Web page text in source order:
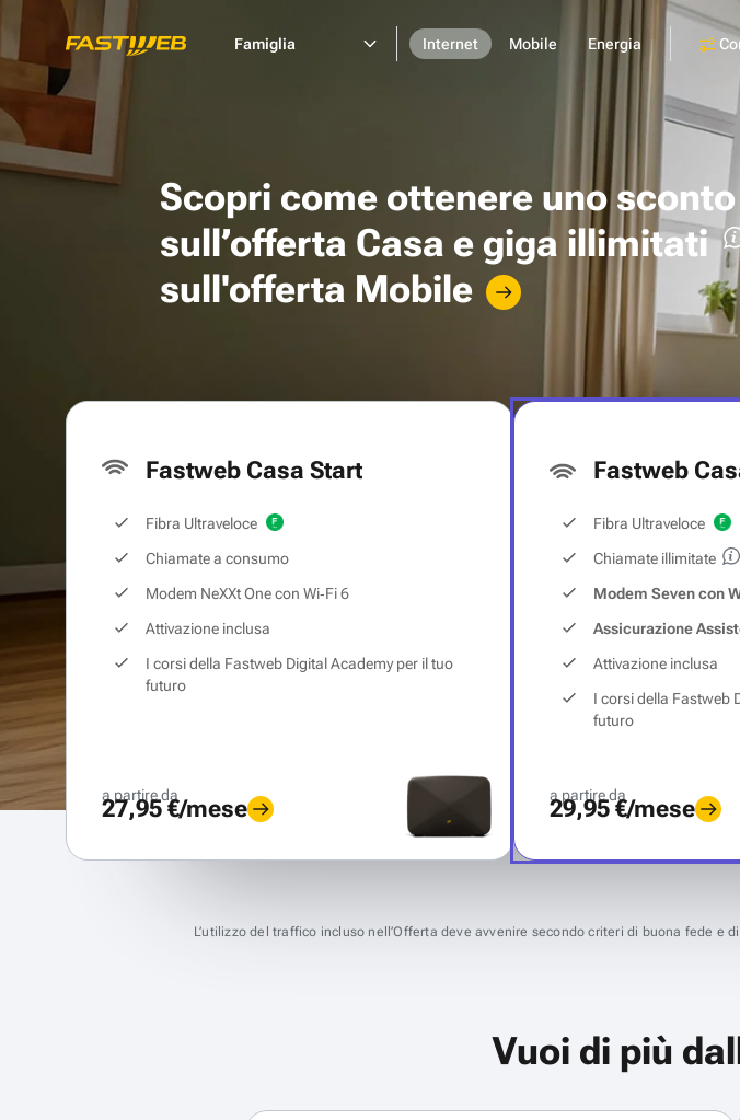
Famiglia Internet Mobile Energia
Scopri come ottenere uno
sull’offerta Casa e giga illimitati
sull'offerta Mobile
Fastweb Casa Start
Fibra Ultraveloce
Chiamate a consumo
Modem NeXXt One con Wi‑Fi 6
Attivazione inclusa
I corsi della Fastweb Digital Academy per il tuo
futuro
a partire da
27,95 €/mese
Fastweb
Fibra Ultraveloce
Chiamate illimitate
Modem Seven con
Assicurazione
Attivazione inclusa
I corsi della Fastweb
futuro
a partire da
29,95 €/mese
L’utilizzo del traffico incluso nell’Offerta deve avvenire secondo criteri di buona fede e
Vuoi di più